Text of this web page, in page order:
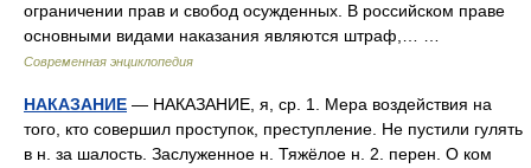
ограничении прав и свобод осужденных. В российском праве
основными видами наказания являются штраф,… …
Современная энциклопедия
НАКАЗАНИЕ — НАКАЗАНИЕ, я, ср. 1. Мера воздействия на
того, кто совершил проступок, преступление. Не пустили гулять
в н. за шалость. Заслуженное н. Тяжёлое н. 2. перен. О ком